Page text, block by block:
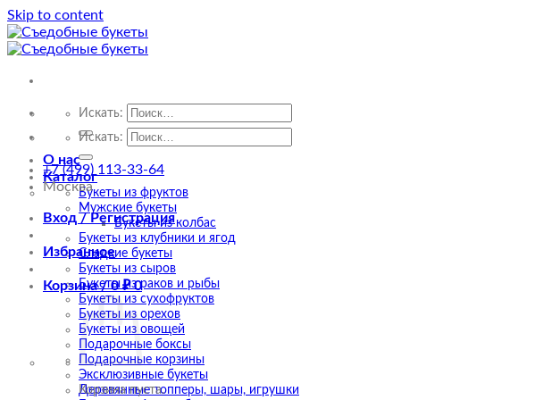
Skip to content
Искать:
О нас
Каталог
Букеты из фруктов
Мужские букеты
Букеты из колбас
Букеты из клубники и ягод
Сладкие букеты
Букеты из сыров
Букеты из раков и рыбы
Букеты из сухофруктов
Букеты из орехов
Букеты из овощей
Подарочные боксы
Подарочные корзины
Эксклюзивные букеты
Деревянные топперы, шары, игрушки
Искать:
+7 (499) 113-33-64
Москва
Вход / Регистрация
Избранное
Корзина /0₽ 0
Корзина пуста.